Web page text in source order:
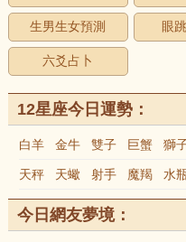
生男生女預測 眼
六爻占卜
12星座今日運勢：
白羊 金牛 雙子 巨蟹 獅
天秤 天蠍 射手 魔羯 水
今日網友夢境：